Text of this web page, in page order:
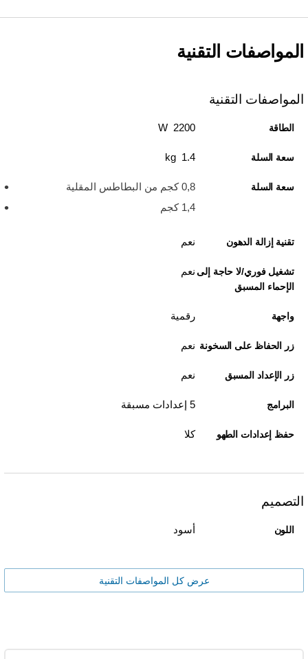
المواصفات التقنية
المواصفات التقنية
الطاقة 2200 W
سعة السلة 1.4 kg
سعة السلة
0,8 كجم من البطاطس المقلية
1,4 كجم
تقنية إزالة الدهون نعم
تشغيل فوري/لا حاجة إلى
الإحماء المسبق
نعم
واجهة رقمية
زر الحفاظ على السخونة نعم
زر الإعداد المسبق نعم
البرامج 5 إعدادات مسبقة
حفظ إعدادات الطهو كلا
التصميم
اللون أسود
عرض كل المواصفات التقنية